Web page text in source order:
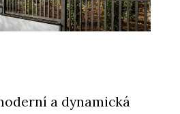
a dynamická